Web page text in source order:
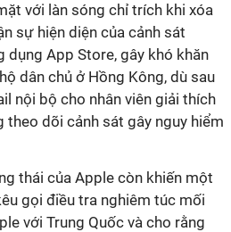
với làn sóng chỉ trích khi xóa
sự hiện diện của cảnh sát
dụng App Store, gây khó khăn
dân chủ ở Hồng Kông, dù sau
nội bộ cho nhân viên giải thích
dõi cảnh sát gây nguy hiểm
thái của Apple còn khiến một
gọi điều tra nghiêm túc mối
với Trung Quốc và cho rằng